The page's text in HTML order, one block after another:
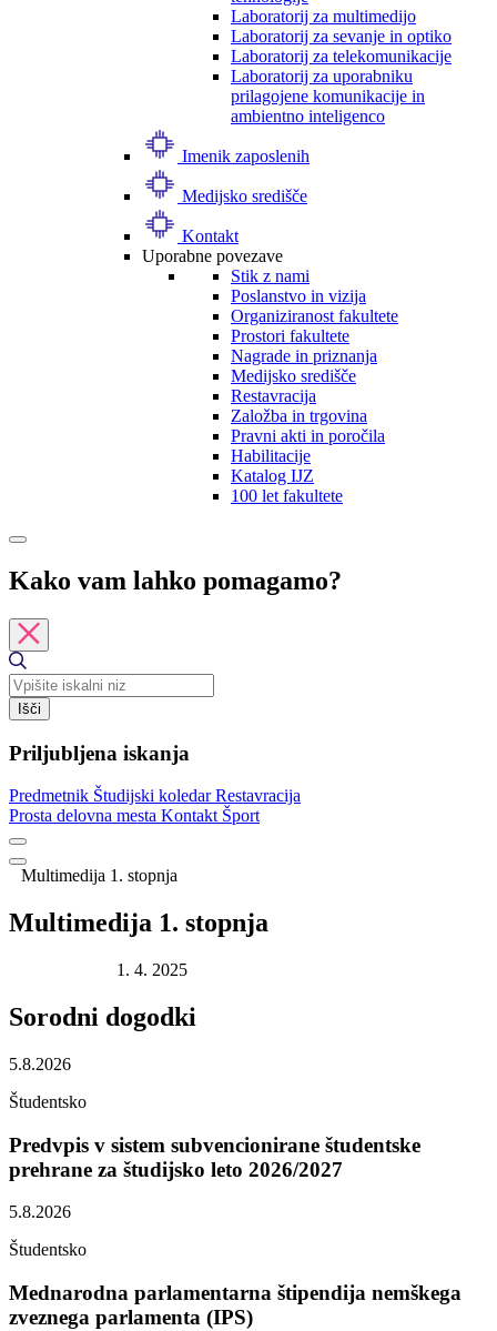
Laboratorij za multimedijo
Laboratorij za sevanje in optiko
Laboratorij za telekomunikacije
Laboratorij za uporabniku
prilagojene komunikacije in
ambientno inteligenco
Imenik zaposlenih
Medijsko središče
Kontakt
Uporabne povezave
Stik z nami
Poslanstvo in vizija
Organiziranost fakultete
Prostori fakultete
Nagrade in priznanja
Medijsko središče
Restavracija
Založba in trgovina
Pravni akti in poročila
Habilitacije
Katalog IJZ
100 let fakultete
Kako vam lahko pomagamo?
Išči
Priljubljena iskanja
Predmetnik Študijski koledarRestavracija
Prosta delovna mesta Kontakt Šport
Multimedija 1. stopnja
Multimedija 1. stopnja
1. 4. 2025
Sorodni dogodki
5.8.2026
Študentsko
Predvpis v sistem subvencionirane študentske
prehrane za študijsko leto 2026/2027
5.8.2026
Študentsko
Mednarodna parlamentarna štipendija nemškega
zveznega parlamenta (IPS)